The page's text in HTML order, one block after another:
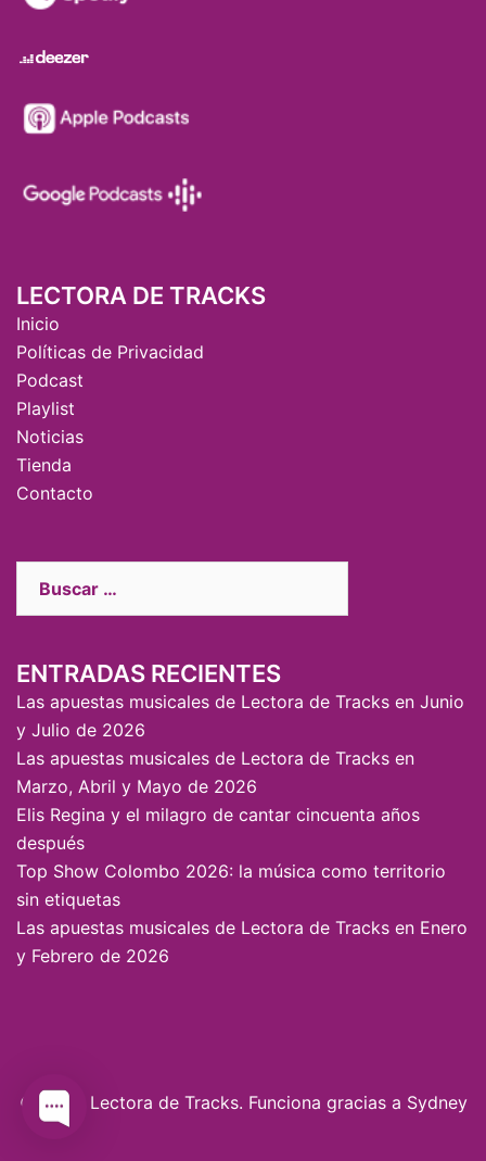
LECTORA DE TRACKS
Inicio
Políticas de Privacidad
Podcast
Playlist
Noticias
Tienda
Contacto
ENTRADAS RECIENTES
Las apuestas musicales de Lectora de Tracks en Junio
y Julio de 2026
Las apuestas musicales de Lectora de Tracks en
Marzo, Abril y Mayo de 2026
Elis Regina y el milagro de cantar cincuenta años
después
Top Show Colombo 2026: la música como territorio
sin etiquetas
Las apuestas musicales de Lectora de Tracks en Enero
y Febrero de 2026
© 2026 Lectora de Tracks. Funciona gracias a Sydney